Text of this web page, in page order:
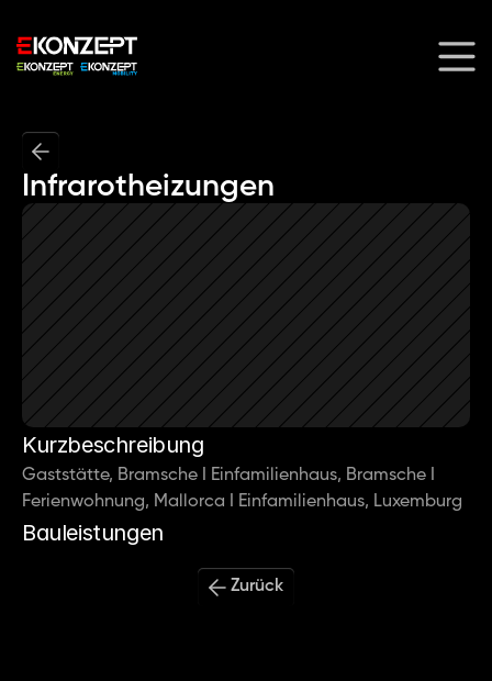
Infrarotheizungen
Kurzbeschreibung
Gaststätte, Bramsche I Einfamilienhaus, Bramsche I
Ferienwohnung, Mallorca I Einfamilienhaus, Luxemburg
Bauleistungen
Zurück